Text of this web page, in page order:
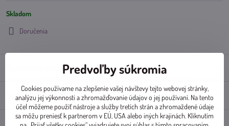
Skladom
Doručenia
Doplnkové informácie
Diskusia 0
Predvoľby súkromia
Cookies používame na zlepšenie vašej návštevy tejto webovej stránky,
analýzu jej výkonnosti a zhromažďovanie údajov o jej používaní. Na tento
účel môžeme použiť nástroje a služby tretích strán a zhromaždené údaje
sa môžu preniesť k partnerom v EÚ, USA alebo iných krajinách. Kliknutím